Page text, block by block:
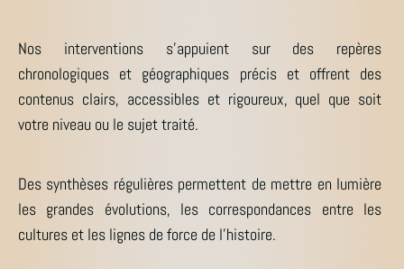
Nos interventions s’appuient sur des repères
chronologiques et géographiques précis et offrent des
contenus clairs, accessibles et rigoureux, quel que soit
votre niveau ou le sujet traité.
Des synthèses régulières permettent de mettre en lumière
les grandes évolutions, les correspondances entre les
cultures et les lignes de force de l’histoire.